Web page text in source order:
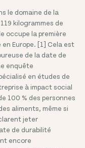
le domaine de la
kilogrammes de
occupe la première
Europe. [1] Cela est
de la date de
enquête
en études de
à impact social
100 % des personnes
aliments, même si
jeter
de durabilité
encore